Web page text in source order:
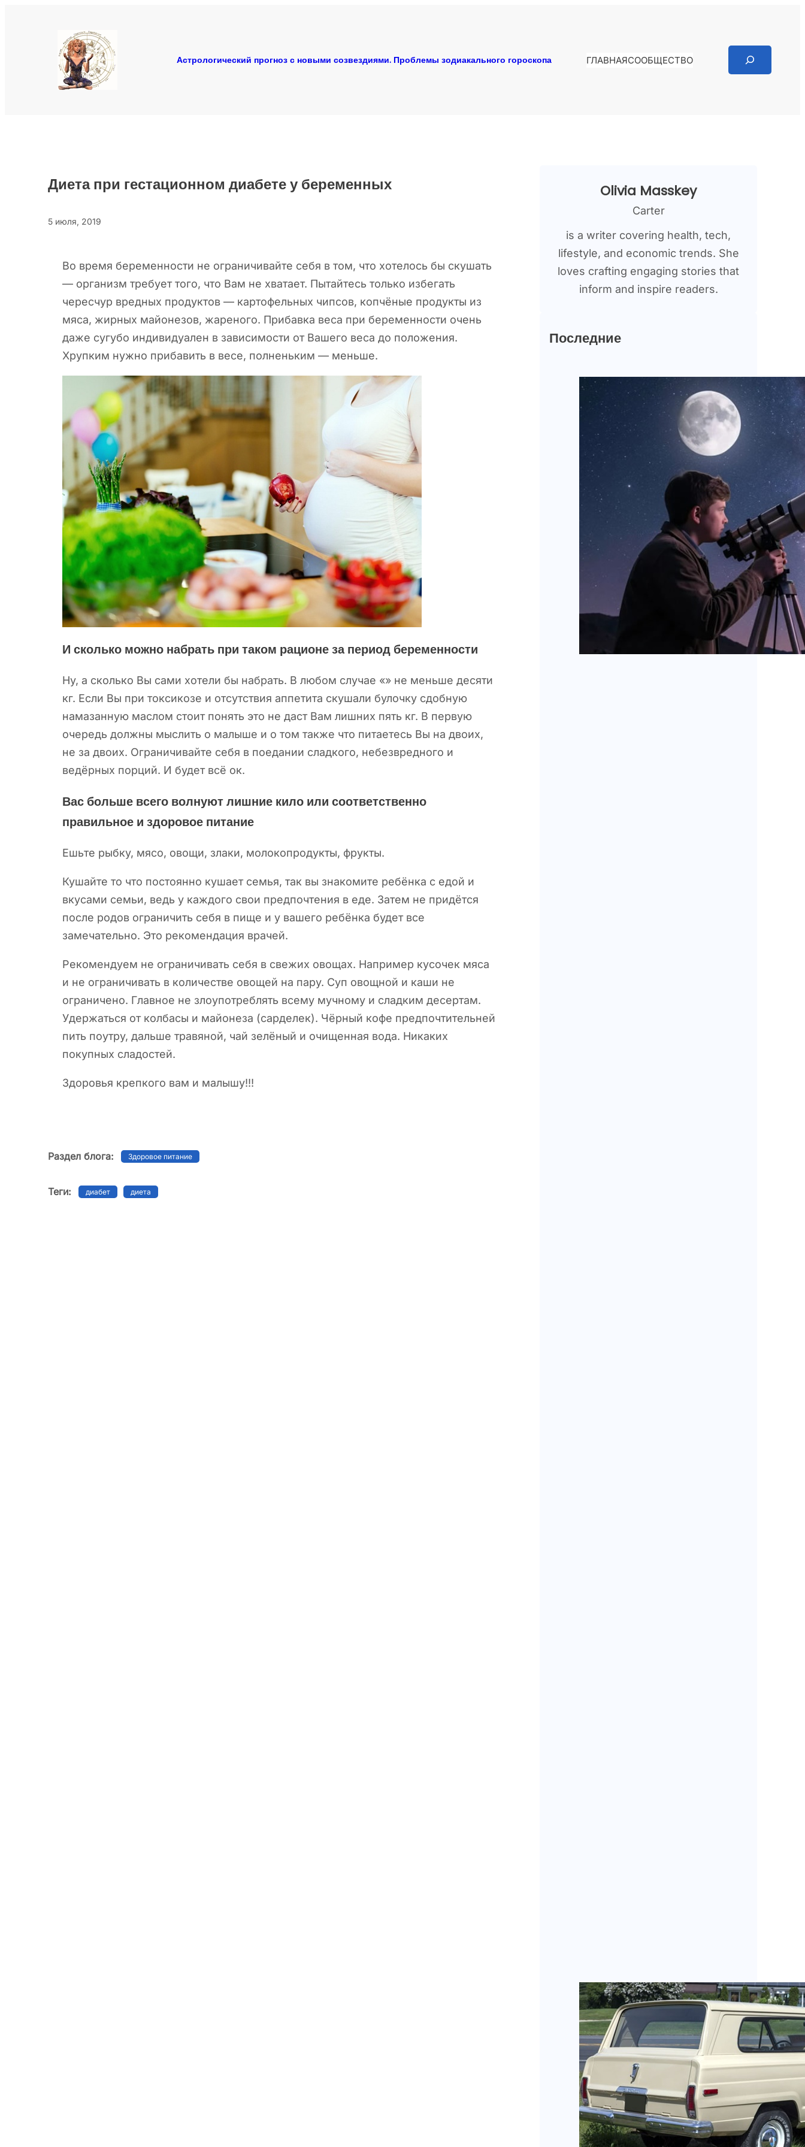
содержимому
Астрологический прогноз с новыми созвездиями. Проблемы зодиакального гороскопа ГЛАВНАЯСООБЩЕСТВО
Search
Диета при гестационном диабете у беременных
5 июля, 2019
Во время беременности не ограничивайте себя в том, что хотелось бы скушать
— организм требует того, что Вам не хватает. Пытайтесь только избегать
чересчур вредных продуктов — картофельных чипсов, копчёные продукты из
мяса, жирных майонезов, жареного. Прибавка веса при беременности очень
даже сугубо индивидуален в зависимости от Вашего веса до положения.
Хрупким нужно прибавить в весе, полненьким — меньше.
И сколько можно набрать при таком рационе за период беременности
Ну, а сколько Вы сами хотели бы набрать. В любом случае «» не меньше десяти
кг. Если Вы при токсикозе и отсутствия аппетита скушали булочку сдобную
намазанную маслом стоит понять это не даст Вам лишних пять кг. В первую
очередь должны мыслить о малыше и о том также что питаетесь Вы на двоих,
не за двоих. Ограничивайте себя в поедании сладкого, небезвредного и
ведёрных порций. И будет всё ок.
Вас больше всего волнуют лишние кило или соответственно
правильное и здоровое питание
Ешьте рыбку, мясо, овощи, злаки, молокопродукты, фрукты.
Кушайте то что постоянно кушает семья, так вы знакомите ребёнка с едой и
вкусами семьи, ведь у каждого свои предпочтения в еде. Затем не придётся
после родов ограничить себя в пище и у вашего ребёнка будет все
замечательно. Это рекомендация врачей.
Рекомендуем не ограничивать себя в свежих овощах. Например кусочек мяса
и не ограничивать в количестве овощей на пару. Суп овощной и каши не
ограничено. Главное не злоупотреблять всему мучному и сладким десертам.
Удержаться от колбасы и майонеза (сарделек). Чёрный кофе предпочтительней
пить поутру, дальше травяной, чай зелёный и очищенная вода. Никаких
покупных сладостей.
Здоровья крепкого вам и малышу!!!
Раздел блога: Здоровое питание
Теги: диабет диета
Olivia Masskey
Carter
is a writer covering health, tech,
lifestyle, and economic trends. She
loves crafting engaging stories that
inform and inspire readers.
Последние